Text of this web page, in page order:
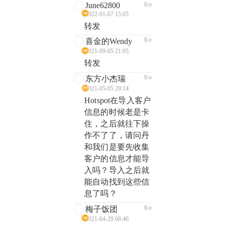
June62800
2022-01-07 15:05
0
转发
喜金的Wendy
2021-09-05 21:05
0
转发
东方小杰瑞
2021-05-05 20:14
0
Hotspot在导入客户
信息的时候老是卡
住，之后就往下操
作不了了，请问丹
和我们是要先收集
客户的信息才能导
入吗？导入之后就
能自动找到这些信
息了吗？
梅子饭团
2021-04-29 08:46
0